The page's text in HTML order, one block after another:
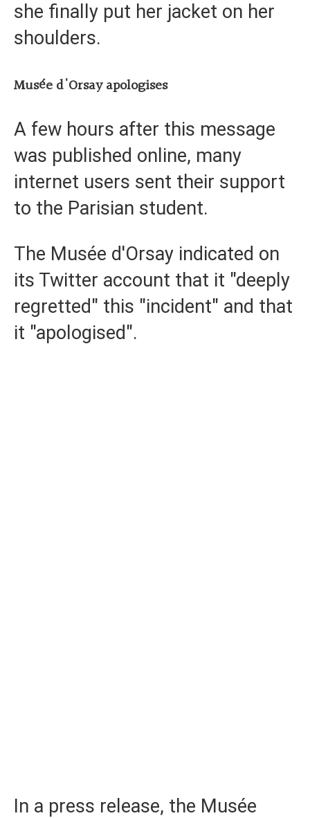
she finally put her jacket on her
shoulders.
Musée d'Orsay apologises
A few hours after this message
was published online, many
internet users sent their support
to the Parisian student.
The Musée d'Orsay indicated on
its Twitter account that it "deeply
regretted" this "incident" and that
it "apologised".
In a press release, the Musée